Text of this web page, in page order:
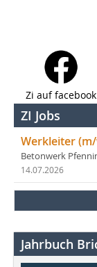
Zi auf facebook
ZI Jobs
Werkleiter
Betonwerk
14.07.2026
Jahrbuch